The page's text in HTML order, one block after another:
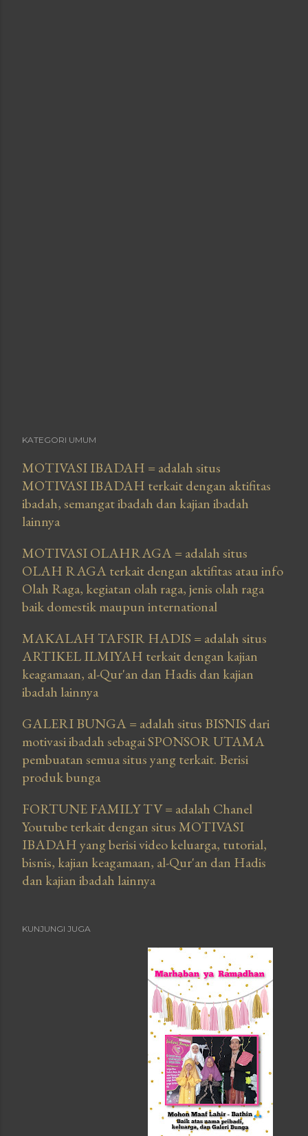
KATEGORI UMUM
MOTIVASI IBADAH = adalah situs
MOTIVASI IBADAH terkait dengan aktifitas
ibadah, semangat ibadah dan kajian ibadah
lainnya
MOTIVASI OLAHRAGA= adalah situs
OLAH RAGA terkait dengan aktifitas atau info
Olah Raga, kegiatan olah raga, jenis olah raga
baik domestik maupun international
MAKALAH TAFSIR HADIS = adalah situs
ARTIKEL ILMIYAH terkait dengan kajian
keagamaan, al-Qur'an dan Hadis dan kajian
ibadah lainnya
GALERI BUNGA= adalah situs BISNIS dari
motivasi ibadah sebagai SPONSOR UTAMA
pembuatan semua situs yang terkait. Berisi
produk bunga
FORTUNE FAMILY TV= adalah Chanel
Youtube terkait dengan situs MOTIVASI
IBADAH yang berisi video keluarga, tutorial,
bisnis, kajian keagamaan, al-Qur'an dan Hadis
dan kajian ibadah lainnya
KUNJUNGI JUGA